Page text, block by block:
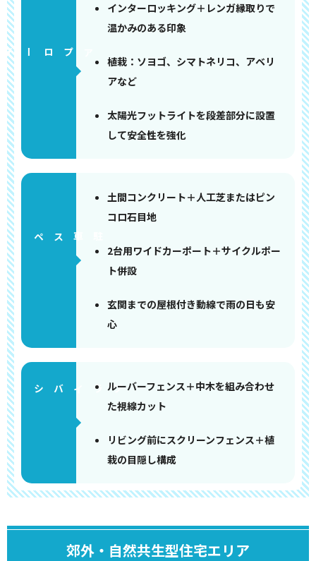
アプローチ
インターロッキング＋レンガ縁取りで
温かみのある印象
植栽：ソヨゴ、シマトネリコ、アベリ
アなど
太陽光フットライトを段差部分に設置
して安全性を強化
土間コンクリート＋人工芝またはピン
コロ石目地
2台用ワイドカーポート＋サイクルポー
ト併設
玄関までの屋根付き動線で雨の日も安
心
ルーバーフェンス＋中木を組み合わせ
た視線カット
リビング前にスクリーンフェンス＋植
栽の目隠し構成
郊外・自然共生型住宅エリア